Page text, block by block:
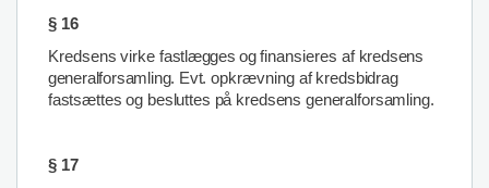
§ 16
Kredsens virke fastlægges ogfinansieres af kredsens
generalforsamling. Evt. opkrævning af kredsbidrag
fastsættes og besluttes på kredsens generalforsamling.
§ 17